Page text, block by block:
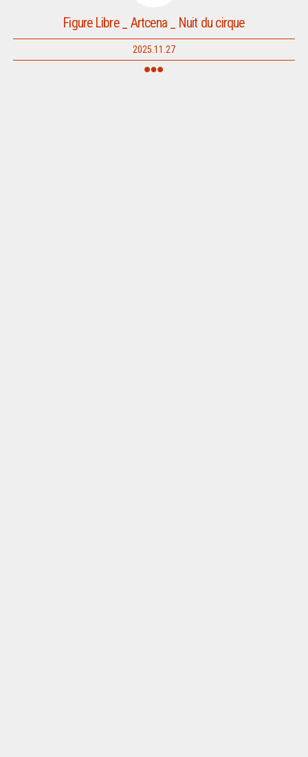
Figure Libre _ Artcena _ Nuit du cirque
2025.11.27